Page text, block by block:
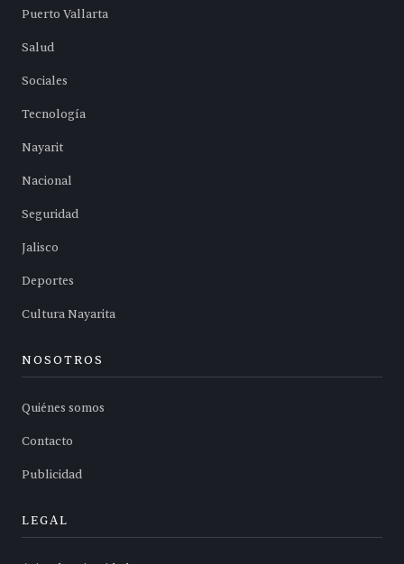
Puerto Vallarta
Salud
Sociales
Tecnología
Nayarit
Nacional
Seguridad
Jalisco
Deportes
Cultura Nayarita
NOSOTROS
Quiénes somos
Contacto
Publicidad
LEGAL